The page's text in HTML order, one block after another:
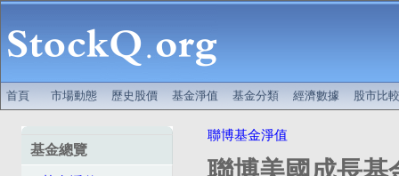
首頁 市場動態 歷史股價 基金淨值 基金分類 經濟數據 股市比較
基金總覽
聯博基金淨值